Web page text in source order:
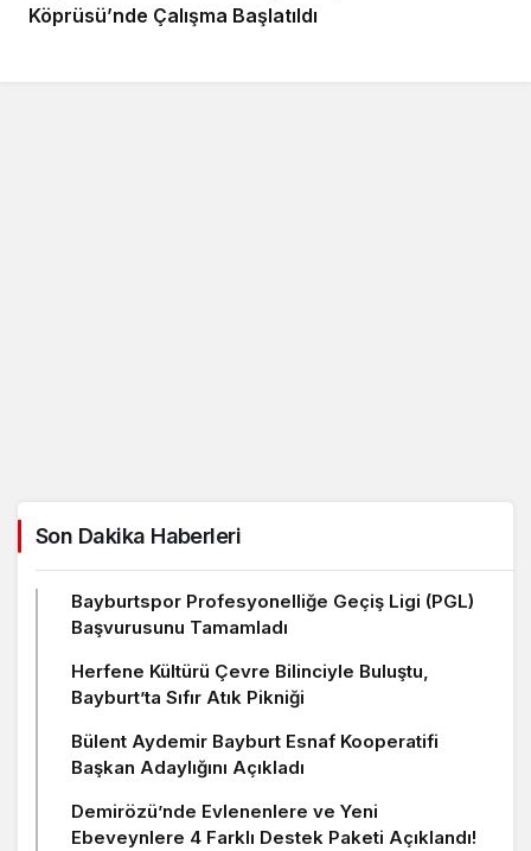
Köprüsü’nde Çalışma Başlatıldı
Son Dakika Haberleri
Bayburtspor Profesyonelliğe Geçiş Ligi (PGL)
Başvurusunu Tamamladı
Herfene Kültürü Çevre Bilinciyle Buluştu,
Bayburt’ta Sıfır Atık Pikniği
Bülent Aydemir Bayburt Esnaf Kooperatifi
Başkan Adaylığını Açıkladı
Demirözü’nde Evlenenlere ve Yeni
Ebeveynlere 4 Farklı Destek Paketi Açıklandı!